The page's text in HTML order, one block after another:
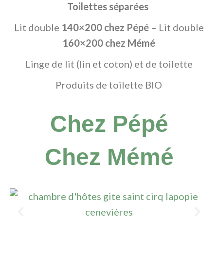
Toilettes séparées
Lit double 140×200 chez Pépé– Lit double
160×200 chez Mémé
Linge de lit (lin et coton) et de toilette
Produits de toilette BIO
Chez Pépé
Chez Mémé